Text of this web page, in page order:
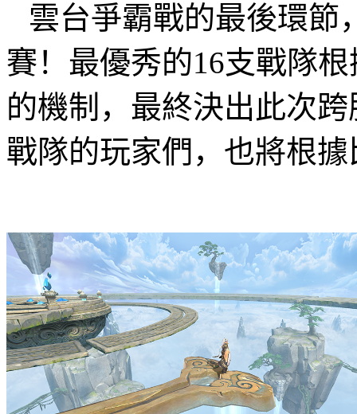
雲台爭霸戰的最後環節
賽！最優秀的16支戰隊
的機制，最終決出此次
戰隊的玩家們，也將根